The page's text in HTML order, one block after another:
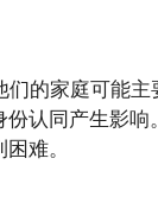
们的家庭可能主
认同产生影响。
难。